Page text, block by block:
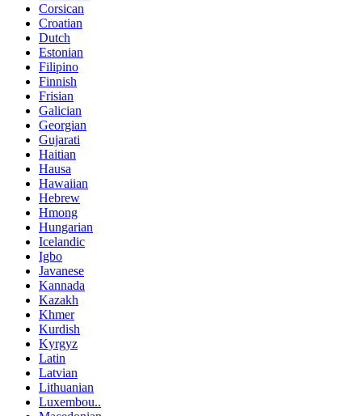
Corsican
Croatian
Dutch
Estonian
Filipino
Finnish
Frisian
Galician
Georgian
Gujarati
Haitian
Hausa
Hawaiian
Hebrew
Hmong
Hungarian
Icelandic
Igbo
Javanese
Kannada
Kazakh
Khmer
Kurdish
Kyrgyz
Latin
Latvian
Lithuanian
Luxembou..